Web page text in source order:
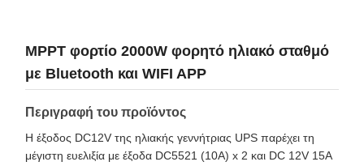
MPPT φορτίο 2000W φορητό ηλιακό σταθμό
με Bluetooth και WIFI APP
Περιγραφή του προϊόντος
Η έξοδος DC12V της ηλιακής γεννήτριας UPS παρέχει τη
μέγιστη ευελιξία με έξοδα DC5521 (10A) x 2 και DC 12V 15A